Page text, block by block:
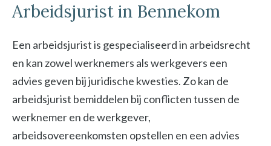
Arbeidsjurist in Bennekom
Een arbeidsjurist is gespecialiseerd in arbeidsrecht
en kan zowel werknemers als werkgevers een
advies geven bij juridische kwesties. Zo kan de
arbeidsjurist bemiddelen bij conflicten tussen de
werknemer en de werkgever,
arbeidsovereenkomsten opstellen en een advies